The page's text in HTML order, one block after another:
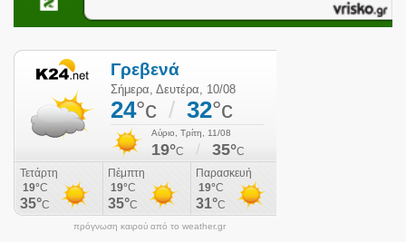
πρόγνωση καιρού από το weather.gr